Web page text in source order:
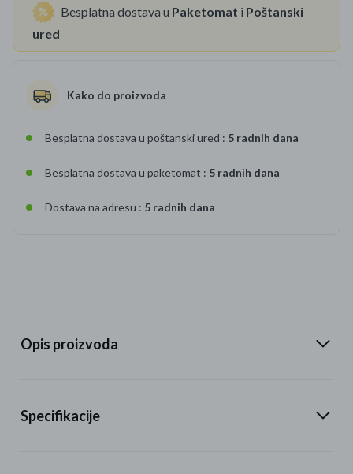
Besplatna dostava u Paketomat i Poštanski
ured
Kako do proizvoda
Besplatna dostava u poštanski ured : 5 radnih dana
Besplatna dostava u paketomat : 5 radnih dana
Dostava na adresu : 5 radnih dana
Opis proizvoda
Specifikacije